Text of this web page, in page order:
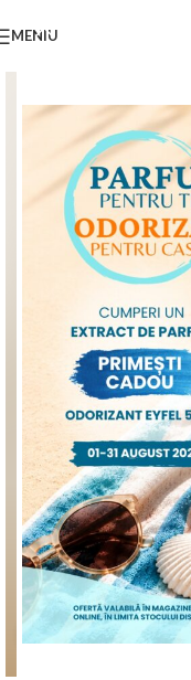
MENIU
Mărește poza